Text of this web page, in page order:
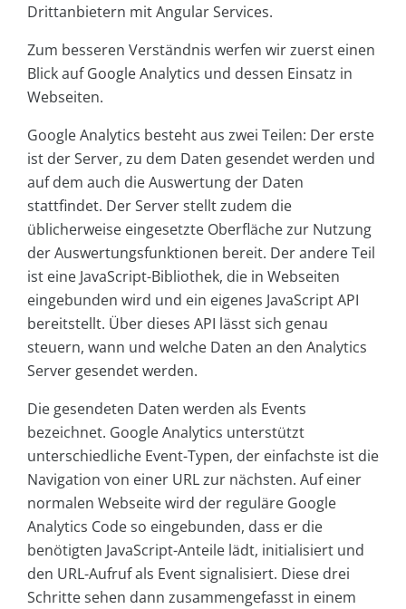
Drittanbietern mit Angular Services.
Zum besseren Verständnis werfen wir zuerst einen
Blick auf Google Analytics und dessen Einsatz in
Webseiten.
Google Analytics besteht aus zwei Teilen: Der erste
ist der Server, zu dem Daten gesendet werden und
auf dem auch die Auswertung der Daten
stattfindet. Der Server stellt zudem die
üblicherweise eingesetzte Oberfläche zur Nutzung
der Auswertungsfunktionen bereit. Der andere Teil
ist eine JavaScript-Bibliothek, die in Webseiten
eingebunden wird und ein eigenes JavaScript API
bereitstellt. Über dieses API lässt sich genau
steuern, wann und welche Daten an den Analytics
Server gesendet werden.
Die gesendeten Daten werden als Events
bezeichnet. Google Analytics unterstützt
unterschiedliche Event-Typen, der einfachste ist die
Navigation von einer URL zur nächsten. Auf einer
normalen Webseite wird der reguläre Google
Analytics Code so eingebunden, dass er die
benötigten JavaScript-Anteile lädt, initialisiert und
den URL-Aufruf als Event signalisiert. Diese drei
Schritte sehen dann zusammengefasst in einem